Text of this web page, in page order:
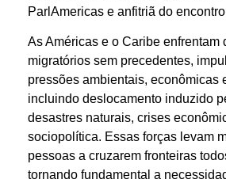
ParlAmericas e anfitriã do
As Américas e o Caribe enfrentam
migratórios sem precedentes,
pressões ambientais, econômicas
incluindo deslocamento induzido
desastres naturais, crises
sociopolítica. Essas forças levam
pessoas a cruzarem fronteiras
tornando fundamental a